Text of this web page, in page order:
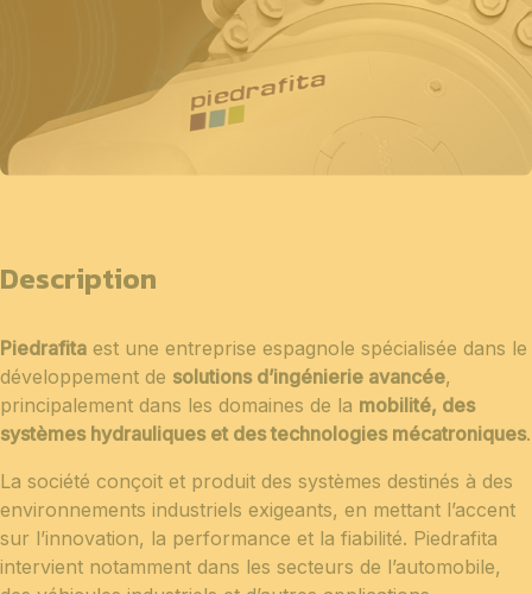
Description
Piedrafita est une entreprise espagnole spécialisée dans le
développement de solutions d’ingénierie avancée,
principalement dans les domaines de la mobilité, des
systèmes hydrauliques et des technologies mécatroniques.
La société conçoit et produit des systèmes destinés à des
environnements industriels exigeants, en mettant l’accent
sur l’innovation, la performance et la fiabilité. Piedrafita
intervient notamment dans les secteurs de l’automobile,